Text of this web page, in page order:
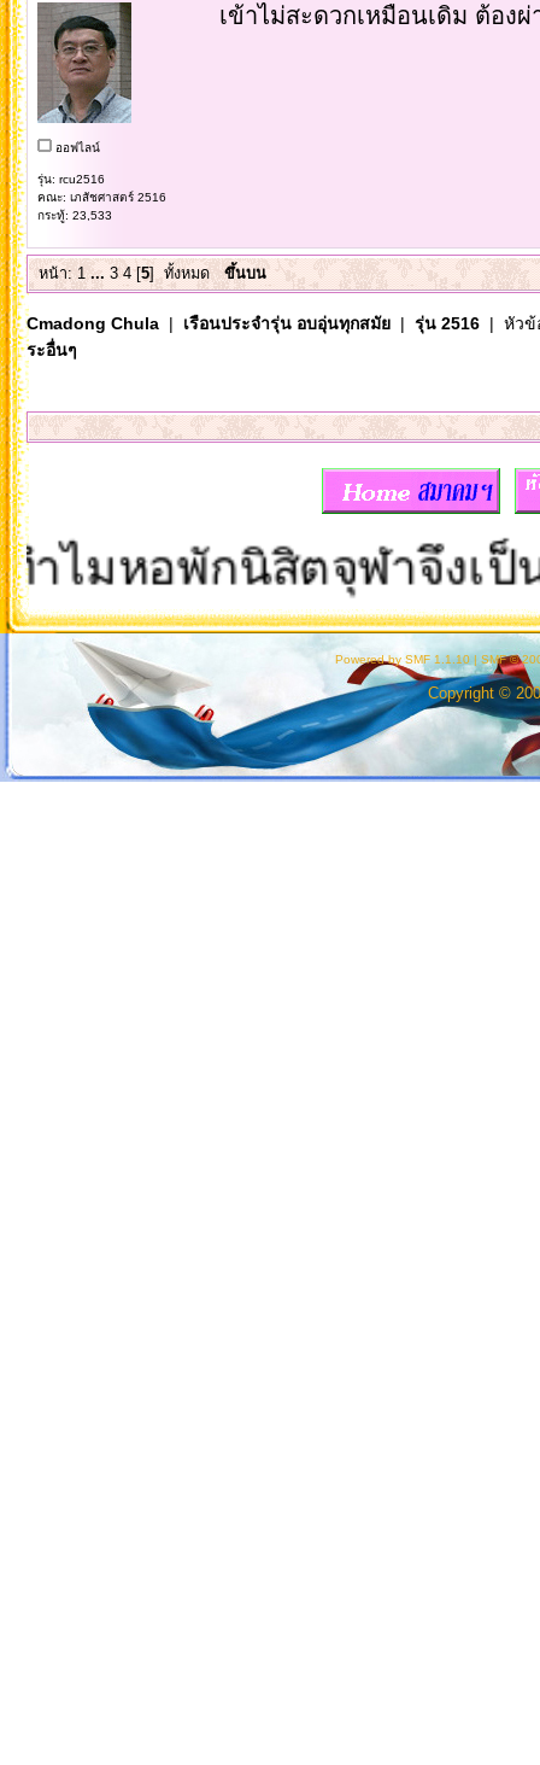
ออฟไลน์
รุ่น: rcu2516
คณะ: เภสัชศาสตร์ 2516
กระทู้: 23,533
เข้าไม่สะดวกเหมือนเดิม ต้อง
หน้า:1 ... 3 4[5] ทั้งหมด ขึ้นบน
Cmadong Chula| เรือนประจำรุ่น อบอุ่นทุกสมัย| รุ่น 2516| หัวข้
ระอื่นๆ
หอพักนิสิตจุฬาจึงเป็น
Powered by SMF 1.1.10 | SMF ©
Copyright ©